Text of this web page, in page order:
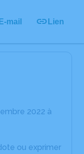
E-mail Lien
2022 à
ou exprimer